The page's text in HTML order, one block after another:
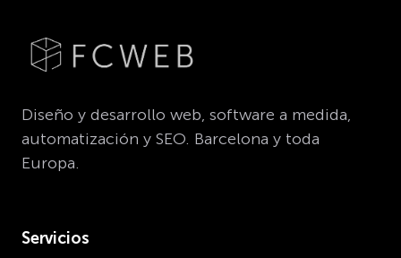
Diseño y desarrollo web, software a medida,
automatización y SEO. Barcelona y toda
Europa.
Servicios